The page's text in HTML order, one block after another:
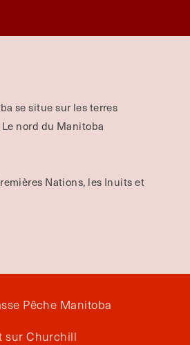
se situe sur les terres
Le nord du Manitoba
Nations, les Inuits et
Pêche Manitoba
sur Churchill